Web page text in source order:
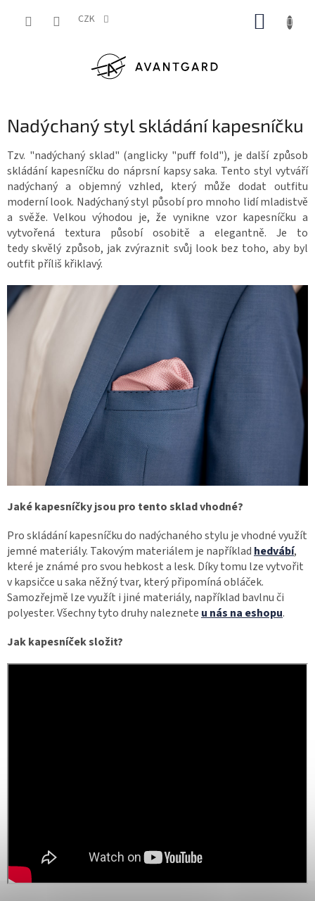
CZK
Nadýchaný styl skládání kapesníčku
Tzv. "nadýchaný sklad" (anglicky "puff fold"), je další způsob
skládání kapesníčku do náprsní kapsy saka. Tento styl vytváří
nadýchaný a objemný vzhled, který může dodat outfitu
moderní look. Nadýchaný styl působí pro mnoho lidí mladistvě
a svěže. Velkou výhodou je, že vynikne vzor kapesníčku a
vytvořená textura působí osobitě a elegantně. Je to
tedy skvělý způsob, jak zvýraznit svůj look bez toho, aby byl
outfit příliš křiklavý.
Jaké kapesníčky jsou pro tento sklad vhodné?
Pro skládání kapesníčku do nadýchaného stylu je vhodné využít
jemné materiály. Takovým materiálem je například hedvábí,
které je známé pro svou hebkost a lesk. Díky tomu lze vytvořit
v kapsičce u saka něžný tvar, který připomíná obláček.
Samozřejmě lze využít i jiné materiály, například bavlnu či
polyester. Všechny tyto druhy naleznete u nás na eshopu.
Jak kapesníček složit?